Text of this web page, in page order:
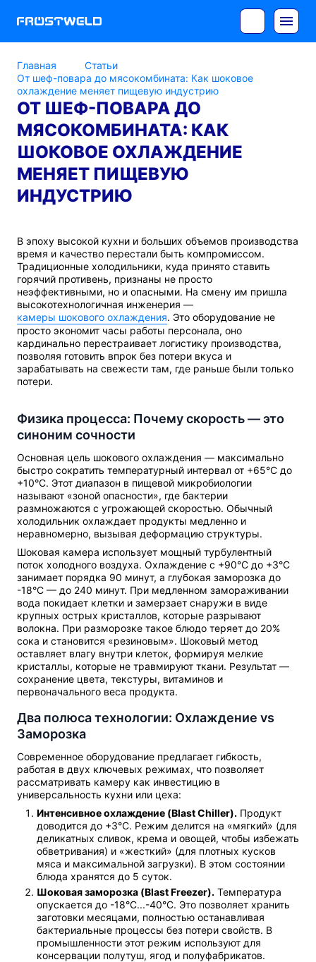
Главная
Статьи
От шеф-повара до мясокомбината: Как шоковое
охлаждение меняет пищевую индустрию
ОТ ШЕФ-ПОВАРА ДО
МЯСОКОМБИНАТА: КАК
ШОКОВОЕ ОХЛАЖДЕНИЕ
МЕНЯЕТ ПИЩЕВУЮ
ИНДУСТРИЮ
В эпоху высокой кухни и больших объемов производства
время и качество перестали быть компромиссом.
Традиционные холодильники, куда принято ставить
горячий противень, признаны не просто
неэффективными, но и опасными. На смену им пришла
высокотехнологичная инженерия —
камеры шокового охлаждения. Это оборудование не
просто экономит часы работы персонала, оно
кардинально перестраивает логистику производства,
позволяя готовить впрок без потери вкуса и
зарабатывать на свежести там, где раньше были только
потери.
Физика процесса: Почему скорость — это
синоним сочности
Основная цель шокового охлаждения — максимально
быстро сократить температурный интервал от +65°C до
+10°C. Этот диапазон в пищевой микробиологии
называют «зоной опасности», где бактерии
размножаются с угрожающей скоростью. Обычный
холодильник охлаждает продукты медленно и
неравномерно, вызывая деформацию структуры.
Шоковая камера использует мощный турбулентный
поток холодного воздуха. Охлаждение с +90°C до +3°C
занимает порядка 90 минут, а глубокая заморозка до
-18°C — до 240 минут. При медленном замораживании
вода покидает клетки и замерзает снаружи в виде
крупных острых кристаллов, которые разрывают
волокна. При разморозке такое блюдо теряет до 20%
сока и становится «резиновым». Шоковый метод
оставляет влагу внутри клеток, формируя мелкие
кристаллы, которые не травмируют ткани. Результат —
сохранение цвета, текстуры, витаминов и
первоначального веса продукта.
Два полюса технологии: Охлаждение vs
Заморозка
Современное оборудование предлагает гибкость,
работая в двух ключевых режимах, что позволяет
рассматривать камеру как инвестицию в
универсальность кухни или цеха:
Интенсивное охлаждение (Blast Chiller). Продукт
доводится до +3°C. Режим делится на «мягкий» (для
деликатных сливок, крема и овощей, чтобы избежать
обветривания) и «жесткий» (для плотных кусков
мяса и максимальной загрузки). В этом состоянии
блюда хранятся до 5 суток.
Шоковая заморозка (Blast Freezer). Температура
опускается до -18°C...-40°C. Это позволяет хранить
заготовки месяцами, полностью останавливая
бактериальные процессы без потери свойств. В
промышленности этот режим используют для
консервации полутуш, ягод и полуфабрикатов.